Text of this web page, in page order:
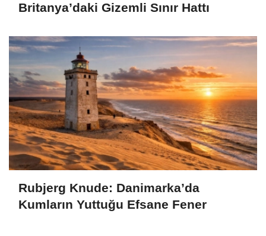
Britanya’daki Gizemli Sınır Hattı
Rubjerg Knude: Danimarka’da
Kumların Yuttuğu Efsane Fener